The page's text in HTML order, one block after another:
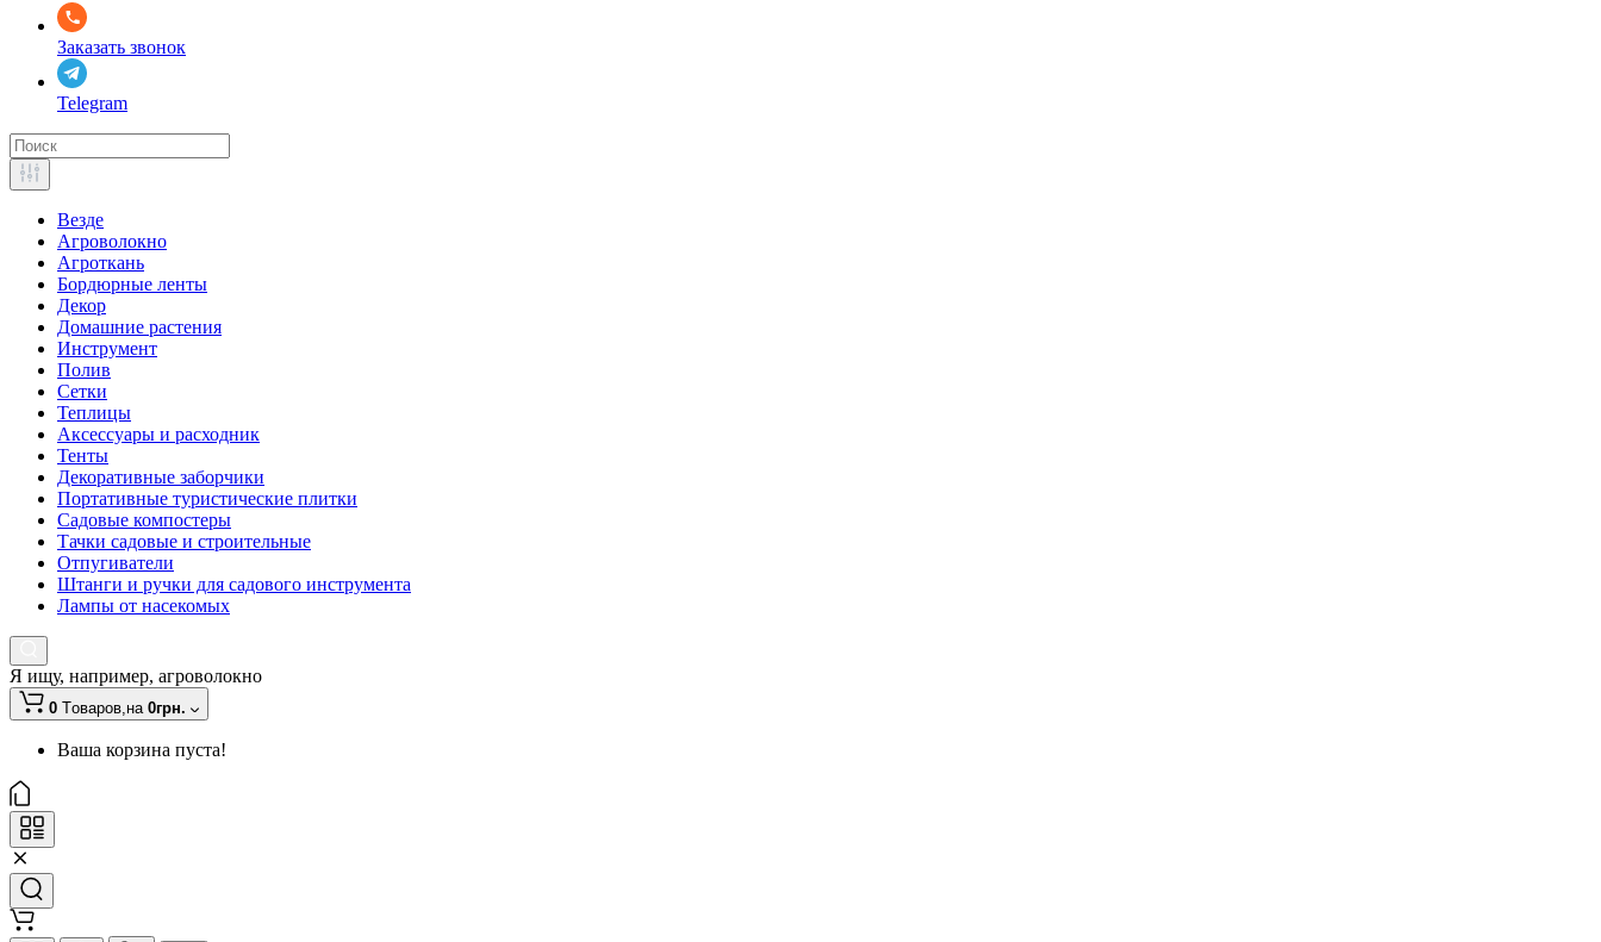
Заказать звонок
Telegram
Везде
Агроволокно
Агроткань
Бордюрные ленты
Декор
Домашние растения
Инструмент
Полив
Сетки
Теплицы
Аксессуары и расходник
Тенты
Декоративные заборчики
Портативные туристические плитки
Садовые компостеры
Тачки садовые и строительные
Отпугиватели
Штанги и ручки для садового инструмента
Лампы от насекомых
Я ищу, например, агроволокно
0 Tоваров,на 0грн.
Ваша корзина пуста!